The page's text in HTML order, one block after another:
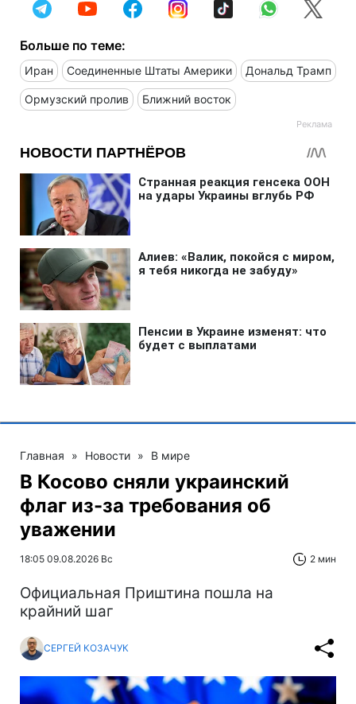
Больше по теме:
Иран Соединенные Штаты Америки Дональд Трамп
Ормузский пролив Ближний восток
Главная » Новости » В мире
В Косово сняли украинский
флаг из-за требования об
уважении
18:05 09.08.2026 Вс 2 мин
Официальная Приштина пошла на
крайний шаг
СЕРГЕЙ КОЗАЧУК